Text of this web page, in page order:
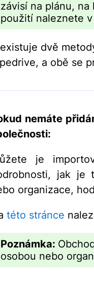
závisí na plánu,
použití naleznete v
dvě
a obě se
nemáte
je
jak je
organizace,
této stránce
Poznámka:
osobou nebo